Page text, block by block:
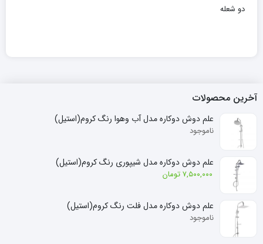
دو شعله
آخرین محصولات
علم دوش دوکاره مدل آب وهوا رنگ کروم(استیل)
ناموجود
علم دوش دوکاره مدل شیپوری رنگ کروم(استیل)
۷,۵۰۰,۰۰۰تومان
علم دوش دوکاره مدل فلت رنگ کروم(استیل)
ناموجود